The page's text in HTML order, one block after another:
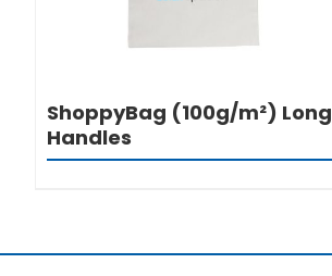
ShoppyBag (100g/m²) Long
Handles